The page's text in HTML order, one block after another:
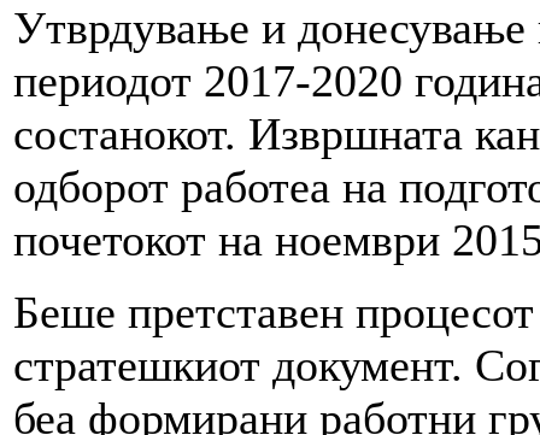
Утврдување и
периодот 2017-2020
состанокот. Извршната
одборот работеа на
почетокот на ноември
Беше претставен
стратешкиот документ.
беа формирани работни